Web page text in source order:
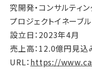
究開発・コンサルティ
プロジェクトイネーブ
設立日：2023年4月
売上高：12.0億円見
URL：https://